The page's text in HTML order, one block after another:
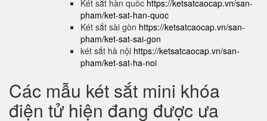
Két sắt hàn quốc https://ketsatcaocap.vn/san-
pham/ket-sat-han-quoc
Két sắt sài gòn https://ketsatcaocap.vn/san-
pham/ket-sat-sai-gon
két sắt hà nội https://ketsatcaocap.vn/san-
pham/ket-sat-ha-noi
Các mẫu két sắt mini khóa
điện tử hiện đang được ưa